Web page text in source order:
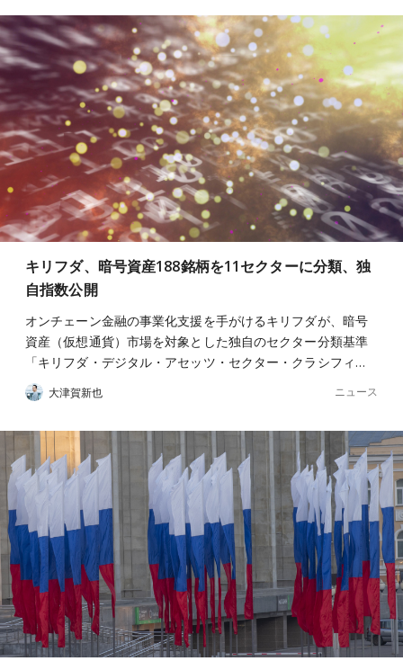
キリフダ、暗号資産188銘柄を11セクターに分類、独
自指数公開
オンチェーン金融の事業化支援を手がけるキリフダが、暗号
資産（仮想通貨）市場を対象とした独自のセクター分類基準
「キリフダ・デジタル・アセッツ・セクター・クラシフィ…
大津賀新也 ニュース